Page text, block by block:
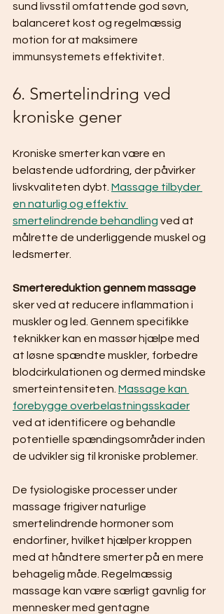
sund livsstil omfattende god søvn,
balanceret kost og regelmæssig
motion for at maksimere
immunsystemets effektivitet.
6. Smertelindring ved
kroniske gener
Kroniske smerter kan være en
belastende udfordring, der påvirker
livskvaliteten dybt. Massage tilbyder
en naturlig og effektiv
smertelindrende behandling ved at
målrette de underliggende muskel og
ledsmerter.
Smertereduktion gennem massage
sker ved at reducere inflammation i
muskler og led. Gennem specifikke
teknikker kan en massør hjælpe med
at løsne spændte muskler, forbedre
blodcirkulationen og dermed mindske
smerteintensiteten. Massage kan
forebygge overbelastningsskader
ved at identificere og behandle
potentielle spændingsområder inden
de udvikler sig til kroniske problemer.
De fysiologiske processer under
massage frigiver naturlige
smertelindrende hormoner som
endorfiner, hvilket hjælper kroppen
med at håndtere smerter på en mere
behagelig måde. Regelmæssig
massage kan være særligt gavnlig for
mennesker med gentagne